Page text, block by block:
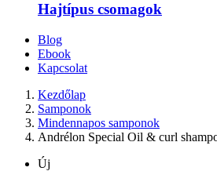
Hajtípus csomagok
Blog
Ebook
Kapcsolat
Kezdőlap
Samponok
Mindennapos samponok
Andrélon Special Oil & curl
Új